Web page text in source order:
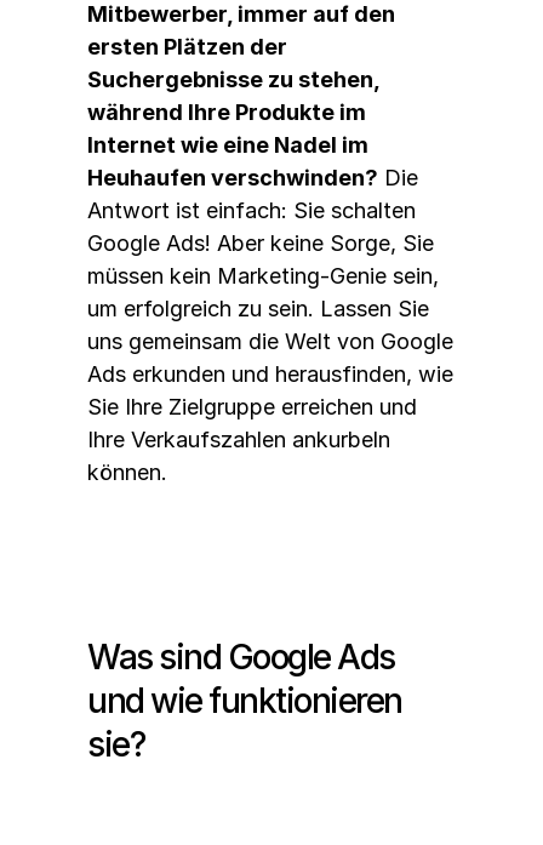
Mitbewerber, immer auf den
ersten Plätzen der
Suchergebnisse zu stehen,
während Ihre Produkte im
Internet wie eine Nadel im
Heuhaufen verschwinden? Die
Antwort ist einfach: Sie schalten
Google Ads! Aber keine Sorge, Sie
müssen kein Marketing-Genie sein,
um erfolgreich zu sein. Lassen Sie
uns gemeinsam die Welt von Google
Ads erkunden und herausfinden, wie
Sie Ihre Zielgruppe erreichen und
Ihre Verkaufszahlen ankurbeln
können.
Was sind Google Ads
und wie funktionieren
sie?